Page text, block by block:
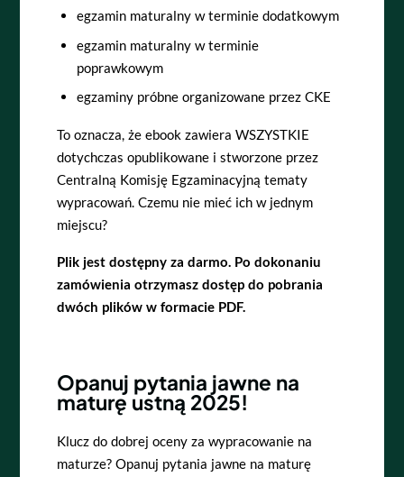
egzamin maturalny w terminie dodatkowym
egzamin maturalny w terminie
poprawkowym
egzaminy próbne organizowane przez CKE
To oznacza, że ebook zawiera WSZYSTKIE
dotychczas opublikowane i stworzone przez
Centralną Komisję Egzaminacyjną tematy
wypracowań. Czemu nie mieć ich w jednym
miejscu?
Plik jest dostępny za darmo. Po dokonaniu
zamówienia otrzymasz dostęp do pobrania
dwóch plików w formacie PDF.
Opanuj pytania jawne na
maturę ustną 2025!
Klucz do dobrej oceny za wypracowanie na
maturze? Opanuj pytania jawne na maturę